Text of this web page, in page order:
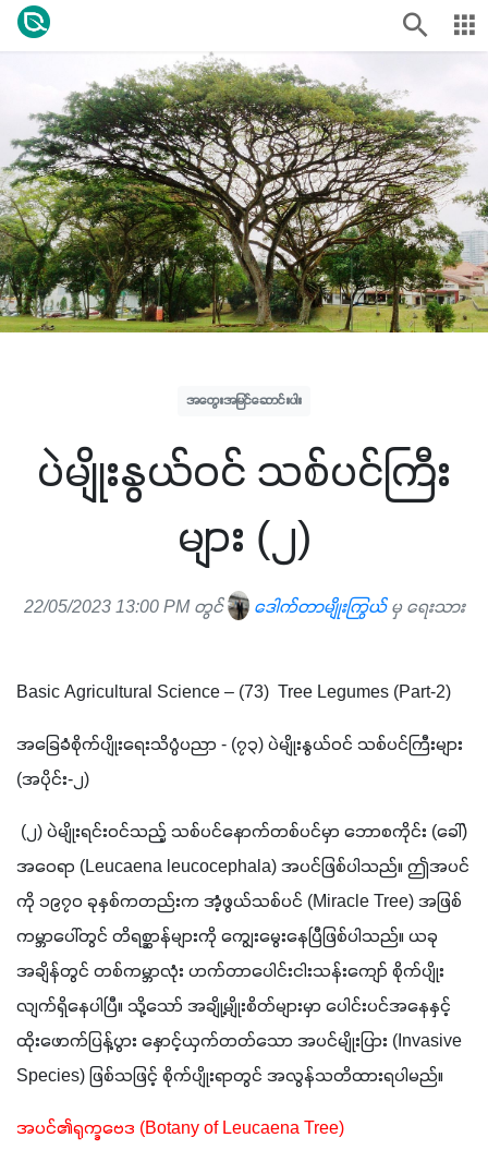
အတွေးအမြင်ဆောင်းပါး
ပဲမျိုးနွယ်ဝင် သစ်ပင်ကြီး
များ (၂)
22/05/2023 13:00 PM တွင် ဒေါက်တာမျိုးကြွယ်မှ ရေးသား
Basic Agricultural Science – (73)  Tree Legumes (Part-2)
အခြေခံစိုက်ပျိုးရေးသိပ္ပံပညာ - (၇၃) ပဲမျိုးနွယ်ဝင် သစ်ပင်ကြီးများ
(အပိုင်း-၂)
(၂) ပဲမျိုးရင်းဝင်သည့် သစ်ပင်နောက်တစ်ပင်မှာ ဘောစကိုင်း (ခေါ်)
အဝေရာ (Leucaena leucocephala) အပင်ဖြစ်ပါသည်။ ဤအပင်
ကို ၁၉၇၀ ခုနှစ်ကတည်းက အံ့ဖွယ်သစ်ပင် (Miracle Tree) အဖြစ်
ကမ္ဘာပေါ်တွင် တိရစ္ဆာန်များကို ကျွေးမွေးနေပြီဖြစ်ပါသည်။ ယခု
အချိန်တွင် တစ်ကမ္ဘာလုံး ဟက်တာပေါင်းငါးသန်းကျော် စိုက်ပျိုး
လျက်ရှိနေပါပြီ။ သို့သော် အချို့မျိုးစိတ်များမှာ ပေါင်းပင်အနေနှင့်
ထိုးဖောက်ပြန့်ပွား နှောင့်ယှက်တတ်သော အပင်မျိုးပြား (Invasive
Species) ဖြစ်သဖြင့် စိုက်ပျိုးရာတွင် အလွန်သတိထားရပါမည်။
အပင်၏ရုက္ခဗေဒ (Botany of Leucaena Tree)